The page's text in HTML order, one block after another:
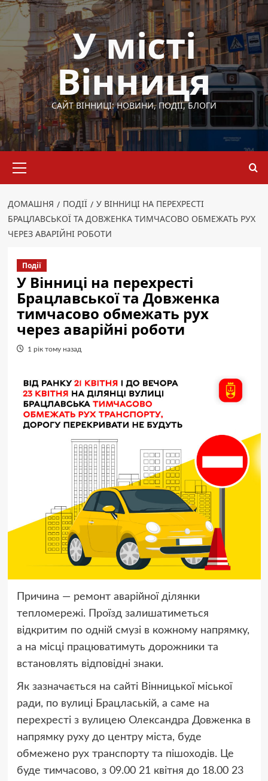
Перейти
до
вмісту
У місті
Вінниця
САЙТ ВІННИЦІ: НОВИНИ, ПОДІЇ, БЛОГИ
меню
ДОМАШНЯ ПОДІЇ
У ВІННИЦІ НА ПЕРЕХРЕСТІ
БРАЦЛАВСЬКОЇ ТА ДОВЖЕНКА ТИМЧАСОВО ОБМЕЖАТЬ РУХ
ЧЕРЕЗ АВАРІЙНІ РОБОТИ
Події
У Вінниці на перехресті
Брацлавської та Довженка
тимчасово обмежать рух
через аварійні роботи
1 рік тому назад
Причина — ремонт аварійної ділянки
тепломережі. Проїзд залишатиметься
відкритим по одній смузі в кожному напрямку,
а на місці працюватимуть дорожники та
встановлять відповідні знаки.
Як зазначається на сайті Вінницької міської
ради, по вулиці Брацлаській, а саме на
перехресті з вулицею Олександра Довженка в
напрямку руху до центру міста, буде
обмежено рух транспорту та пішоходів. Це
буде тимчасово, з 09.00 21 квітня до 18.00 23